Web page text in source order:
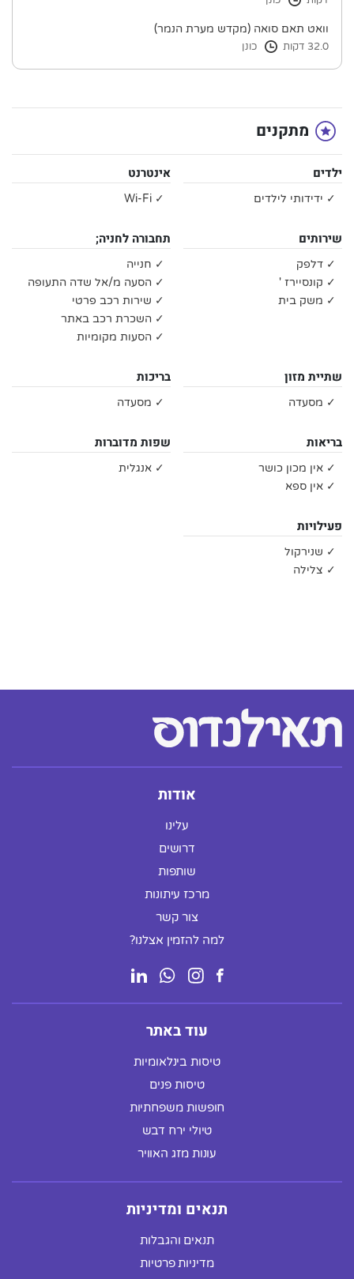
וואט תאם סואה (מקדש מערת הנמר)
32.0 דקות כונן
מתקנים
ילדים
✓ ידידותי לילדים
אינטרנט
✓ Wi-Fi
שירותים
✓ דלפק
✓ קונסיירז '
✓ משק בית
תחבורה לחניה;
✓ חנייה
✓ הסעה מ/אל שדה התעופה
✓ שירות רכב פרטי
✓ השכרת רכב באתר
✓ הסעות מקומיות
שתיית מזון
✓ מסעדה
בריכות
✓ מסעדה
בריאות
✓ אין מכון כושר
✓ אין ספא
שפות מדוברות
✓ אנגלית
פעילויות
✓ שנירקול
✓ צלילה
אודות
עלינו
דרושים
שותפות
מרכז עיתונות
צור קשר
למה להזמין אצלנו?
עוד באתר
טיסות בינלאומיות
טיסות פנים
חופשות משפחתיות
טיולי ירח דבש
עונות מזג האוויר
תנאים ומדיניות
תנאים והגבלות
מדיניות פרטיות